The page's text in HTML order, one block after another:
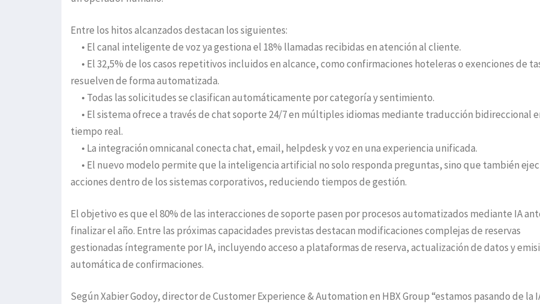
Entre los hitos alcanzados destacan los siguientes:
• El canal inteligente de voz ya gestiona el 18% llamadas recibidas en atención al cliente.
• El 32,5% de los casos repetitivos incluidos en alcance, como confirmaciones hoteleras o exenciones de
resuelven de forma automatizada.
• Todas las solicitudes se clasifican automáticamente por categoría y sentimiento.
• El sistema ofrece a través de chat soporte 24/7 en múltiples idiomas mediante traducción bidireccional
tiempo real.
• La integración omnicanal conecta chat, email, helpdesk y voz en una experiencia unificada.
• El nuevo modelo permite que la inteligencia artificial no solo responda preguntas, sino que también
acciones dentro de los sistemas corporativos, reduciendo tiempos de gestión.
El objetivo es que el 80% de las interacciones de soporte pasen por procesos automatizados mediante IA
finalizar el año. Entre las próximas capacidades previstas destacan modificaciones complejas de reservas
gestionadas íntegramente por IA, incluyendo acceso a plataformas de reserva, actualización de datos y
automática de confirmaciones.
Según Xabier Godoy, director de Customer Experience & Automation en HBX Group “estamos pasando de la